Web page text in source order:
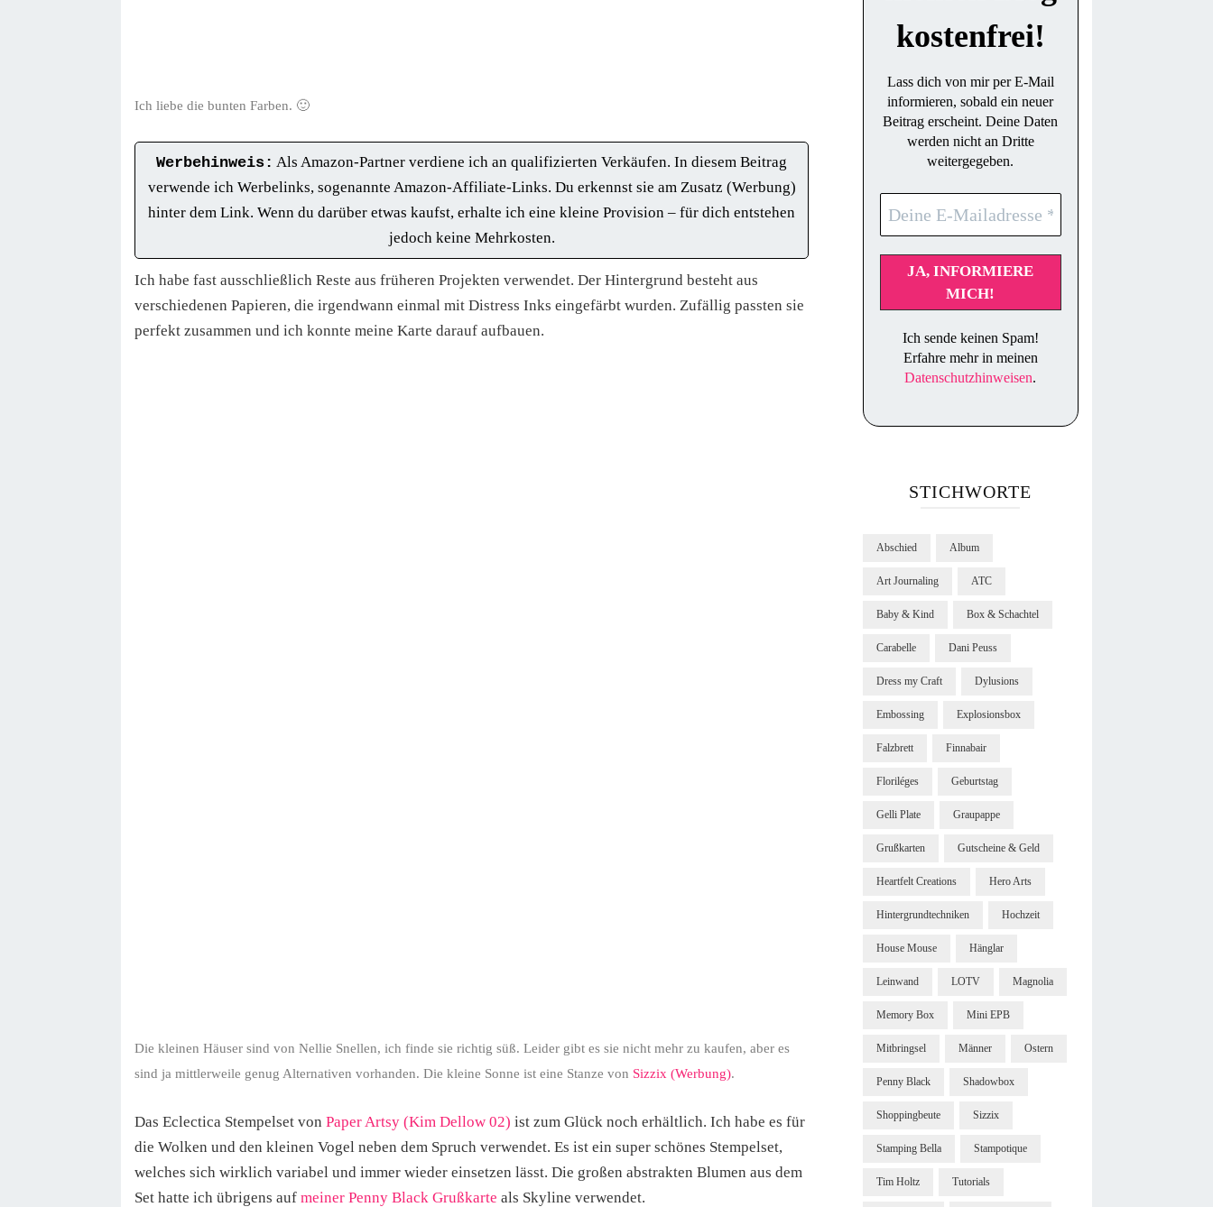
Ich liebe die bunten Farben. 🙂
Werbehinweis: Als Amazon-Partner verdiene ich an qualifizierten Verkäufen. In diesem Beitrag
verwende ich Werbelinks, sogenannte Amazon-Affiliate-Links. Du erkennst sie am Zusatz (Werbung)
hinter dem Link. Wenn du darüber etwas kaufst, erhalte ich eine kleine Provision – für dich entstehen
jedoch keine Mehrkosten.
Ich habe fast ausschließlich Reste aus früheren Projekten verwendet. Der Hintergrund besteht aus
verschiedenen Papieren, die irgendwann einmal mit Distress Inks eingefärbt wurden. Zufällig passten sie
perfekt zusammen und ich konnte meine Karte darauf aufbauen.
Die kleinen Häuser sind von Nellie Snellen, ich finde sie richtig süß. Leider gibt es sie nicht mehr zu kaufen, aber es
sind ja mittlerweile genug Alternativen vorhanden. Die kleine Sonne ist eine Stanze von Sizzix (Werbung).
Das Eclectica Stempelset vonPaper Artsy (Kim Dellow 02) ist zum Glück noch erhältlich. Ich habe es für
die Wolken und den kleinen Vogel neben dem Spruch verwendet. Es ist ein super schönes Stempelset,
welches sich wirklich variabel und immer wieder einsetzen lässt. Die großen abstrakten Blumen aus dem
Set hatte ich übrigens aufmeiner Penny Black Grußkarte als Skyline verwendet.
kostenfrei!
Lass dich von mir per E-Mail
informieren, sobald ein neuer
Beitrag erscheint. Deine Daten
werden nicht an Dritte
weitergegeben.
Ich sende keinen Spam!
Erfahre mehr in meinen
Datenschutzhinweisen.
STICHWORTE
Abschied Album
Art Journaling ATC
Baby & Kind Box & Schachtel
Carabelle Dani Peuss
Dress my Craft Dylusions
Embossing Explosionsbox
Falzbrett Finnabair
Floriléges Geburtstag
Gelli Plate Graupappe
Grußkarten Gutscheine & Geld
Heartfelt Creations Hero Arts
Hintergrundtechniken Hochzeit
House Mouse Hänglar
Leinwand LOTV Magnolia
Memory Box Mini EPB
Mitbringsel Männer Ostern
Penny Black Shadowbox
Shoppingbeute Sizzix
Stamping Bella Stampotique
Tim Holtz Tutorials